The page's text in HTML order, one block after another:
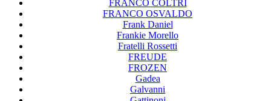
FRANCO COLTRI
FRANCO OSVALDO
Frank Daniel
Frankie Morello
Fratelli Rossetti
FREUDE
FROZEN
Gadea
Galvanni